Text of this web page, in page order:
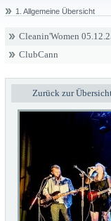
1. Allgemeine Übersicht
Cleanin'Women
ClubCann
Zurück zur